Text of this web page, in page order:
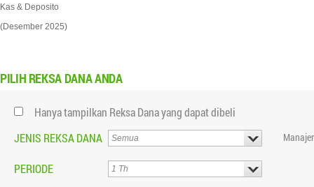
Kas & Deposito
(Desember 2025)
PILIH REKSA DANA ANDA
Hanya tampilkan Reksa Dana yang dapat dibeli
JENIS REKSA DANA
PERIODE